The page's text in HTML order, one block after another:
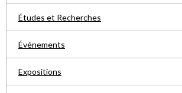
Études et Recherches
Événements
Expositions